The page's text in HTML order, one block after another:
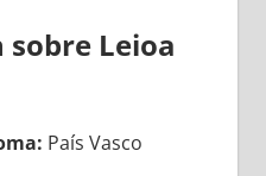
Leioa
País Vasco